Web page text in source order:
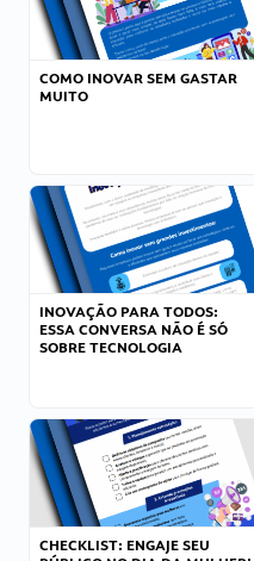
COMO INOVAR SEM GASTAR
MUITO
INOVAÇÃO PARA TODOS:
ESSA CONVERSA NÃO É SÓ
SOBRE TECNOLOGIA
CHECKLIST: ENGAJE SEU